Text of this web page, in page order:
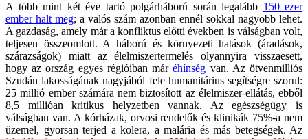
A több mint két éve tartó polgárháború során legalább 150 ezer
ember halt meg; a valós szám azonban ennél sokkal nagyobb lehet.
A gazdaság, amely már a konfliktus előtti években is válságban volt,
teljesen összeomlott. A háború és környezeti hatások (áradások,
szárazságok) miatt az élelmiszertermelés olyannyira visszaesett,
hogy az ország egyes régióiban máréhínség van. Az ötvenmilliós
Szudán lakosságának nagyjából fele humanitárius segítségre szorul:
25 millió ember számára nem biztosított az élelmiszer-ellátás, ebből
8,5 millióan kritikus helyzetben vannak. Az egészségügy is
válságban van. A kórházak, orvosi rendelők és klinikák 75%-a nem
üzemel, gyorsan terjed a kolera, a malária és más betegségek. Az